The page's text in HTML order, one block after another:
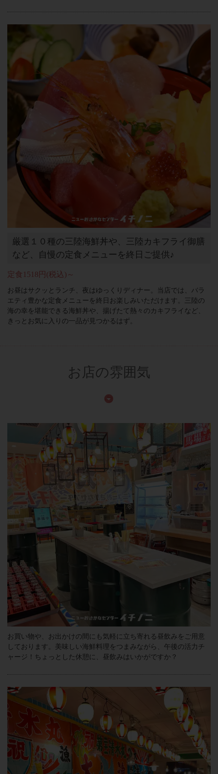
厳選１０種の三陸海鮮丼や、三陸カキフライ御膳
など、自慢の定食メニューを終日ご提供♪
定食1518円(税込)～
お昼はサクッとランチ、夜はゆっくりディナー。当店では、バラ
エティ豊かな定食メニューを終日お楽しみいただけます。三陸の
海の幸を堪能できる海鮮丼や、揚げたて熱々のカキフライなど、
きっとお気に入りの一品が見つかるはず。
お店の雰囲気
お買い物や、お出かけの間にも気軽に立ち寄れる昼飲みをご用意
しております。美味しい海鮮料理をつまみながら、午後の活力チ
ャージ！ちょっとした休憩に、昼飲みはいかがですか？